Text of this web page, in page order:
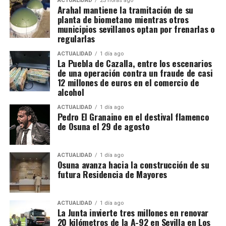
importantes volúmenes de alcohol procedentes de
depósitos fiscales de otros países de la Unión
Europea, principalmente Países Bajos y Portugal,
españoles.
El mecanismo investigado aprovechaba el régimen
fiscal aplicable a este tipo de mercancías. Las
bebidas eran introducidas mediante empresas que la
investigación denomina “introductoras” y circulaban
en determinadas fases bajo un régimen suspensivo
de IVA e impuestos especiales. Después se sucedían
transmisiones de la mercancía entre diferentes
sociedades instrumentales dentro de los depósitos
fiscales.
El supuesto fraude se produciría cuando intervenían
sociedades que no ingresaban las cuotas de IVA
día importancia».
El delegado ha puesto en valor el cartel de esta
edición, asegurando que «está caracterizado por ese
equilibrio y esa diferencia de voces y también de
estilos», lo que permitirá ofrecer al público una
propuesta variada.
para el cantaor ursaonense Ángel Verdugo, de quien
ha señalado que «su voz es una voz flamenca, una
voz que gusta y es de Osuna», añadiendo que «el
Ayuntamiento tiene que estar para que muestre su
arte y su forma de entender el flamenco». En este
sentido, también ha tenido palabras de apoyo y
reconocimiento para el pianista local Javier Cecilia,
espectáculo Sincerarte, en este mismo espacio”.
Arahal mantiene la tramitación de su
planta de biometano mientras otros
municipios sevillanos optan por frenarlas o
regularlas
ACTUALIDAD 1 día ago
La Puebla de Cazalla, entre los escenarios
de una operación contra un fraude de casi
12 millones de euros en el comercio de
alcohol
ACTUALIDAD 1 día ago
Pedro El Granaino en el destival flamenco
de Osuna el 29 de agosto
ACTUALIDAD 1 día ago
Osuna avanza hacia la construcción de su
futura Residencia de Mayores
ACTUALIDAD 1 día ago
La Junta invierte tres millones en renovar
20 kilómetros de la A-92 en Sevilla en Los